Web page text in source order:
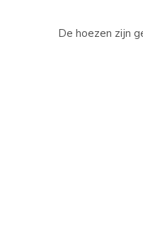
De hoezen zijn